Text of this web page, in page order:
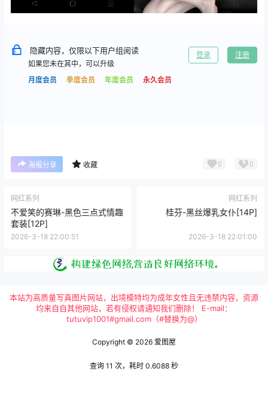
隐藏内容，仅限以下用户组阅读
如果您未在其中，可以升级
月度会员
季度会员 年度会员 永久会员
登录 注册
海报分享 收藏 0 0
网红系列
不爱笑的赛琳-黑色三点式情趣
套装[12P]
2026-3-18 22:00:51
网红系列
桂芬-黑丝爆乳女仆[14P]
2026-3-18 22:01:00
本站为高质量写真图片网站，出境模特均为成年女性且无违禁内容，资源
均来自自其他网站，若有侵权请通知我们删除！ E-mail：
tutuvip1001#gmail.com（#替换为@）
Copyright © 2026 爱图屋
查询 11 次，耗时 0.6088 秒